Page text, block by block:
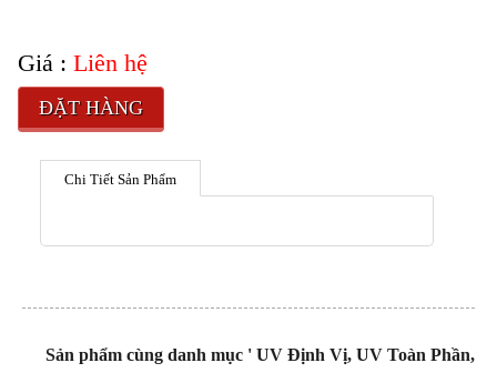
Giá : Liên hệ
ĐẶT HÀNG
Chi Tiết Sản Phẩm
Sản phẩm cùng danh mục ' UV Định Vị, UV Toàn Phần,